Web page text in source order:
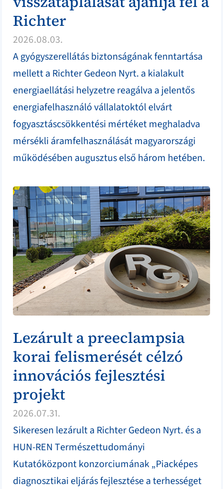
Richter
2026.08.03.
A gyógyszerellátás biztonságának fenntartása
mellett a Richter Gedeon Nyrt. a kialakult
energiaellátási helyzetre reagálva a jelentős
energiafelhasználó vállalatoktól elvárt
fogyasztáscsökkentési mértéket meghaladva
mérsékli áramfelhasználását magyarországi
működésében augusztus első három hetében.
Lezárult a preeclampsia
korai felismerését célzó
innovációs fejlesztési
projekt
2026.07.31.
Sikeresen lezárult a Richter Gedeon Nyrt. és a
HUN-REN Természettudományi
Kutatóközpont konzorciumának „Piacképes
diagnosztikai eljárás fejlesztése a terhességet